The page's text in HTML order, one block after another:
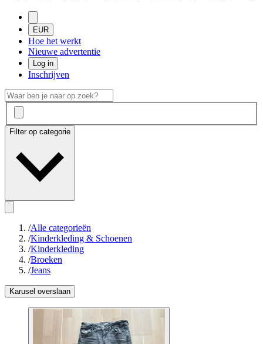
EUR
Hoe het werkt
Nieuwe advertentie
Log in
Inschrijven
Filter op categorie
/Alle categorieën
/Kinderkleding & Schoenen
/Kinderkleding
/Broeken
/Jeans
Karusel overslaan